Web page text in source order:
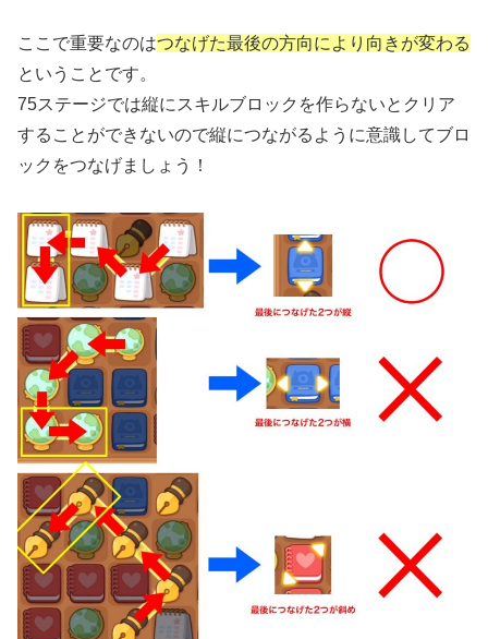
ここで重要なのはつなげた最後の方向により向きが変わる
ということです。
75ステージでは縦にスキルブロックを作らないとクリア
することができないので縦につながるように意識してブロ
ックをつなげましょう！